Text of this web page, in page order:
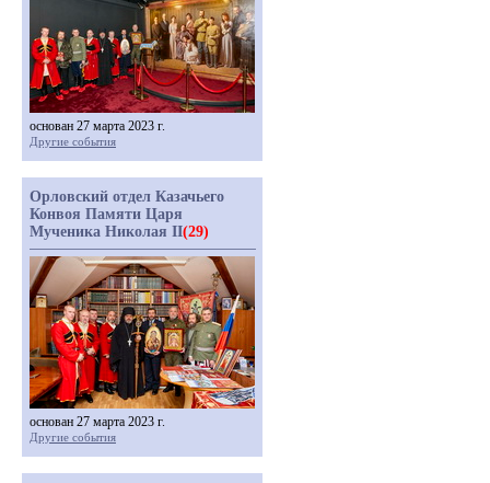
основан 27 марта 2023 г.
Другие события
Орловский отдел Казачьего
Конвоя Памяти Царя
Мученика Николая II(29)
основан 27 марта 2023 г.
Другие события